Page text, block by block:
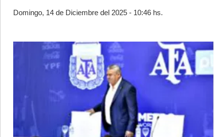
Domingo, 14 de Diciembre del 2025 - 10:46 hs.